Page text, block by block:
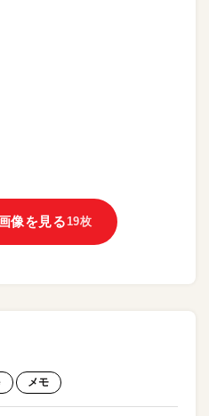
像を見る19枚
メモ